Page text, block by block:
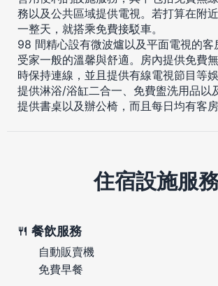
務以及公共區域提供電視。若打算在附
一整天，就搭乘免費接駁車。
98 間精心設有微波爐以及平面電視的客
受家一般的溫馨與舒適。房內提供免費
時保持連線，並且提供有線電視節目等
提供淋浴/浴缸二合一、免費盥洗用品以
提供書桌以及辦公椅，而且每日均有客房
住宿設施服
餐飲服務
自動販賣機
免費早餐